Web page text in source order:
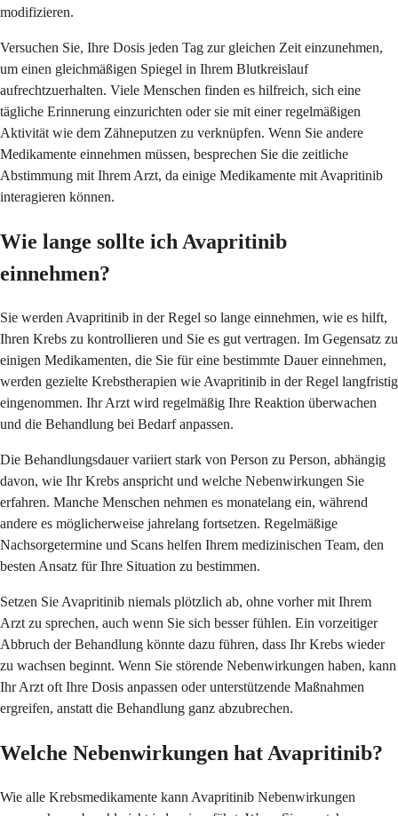
modifizieren.
Versuchen Sie, Ihre Dosis jeden Tag zur gleichen Zeit einzunehmen,
um einen gleichmäßigen Spiegel in Ihrem Blutkreislauf
aufrechtzuerhalten. Viele Menschen finden es hilfreich, sich eine
tägliche Erinnerung einzurichten oder sie mit einer regelmäßigen
Aktivität wie dem Zähneputzen zu verknüpfen. Wenn Sie andere
Medikamente einnehmen müssen, besprechen Sie die zeitliche
Abstimmung mit Ihrem Arzt, da einige Medikamente mit Avapritinib
interagieren können.
Wie lange sollte ich Avapritinib
einnehmen?
Sie werden Avapritinib in der Regel so lange einnehmen, wie es hilft,
Ihren Krebs zu kontrollieren und Sie es gut vertragen. Im Gegensatz zu
einigen Medikamenten, die Sie für eine bestimmte Dauer einnehmen,
werden gezielte Krebstherapien wie Avapritinib in der Regel langfristig
eingenommen. Ihr Arzt wird regelmäßig Ihre Reaktion überwachen
und die Behandlung bei Bedarf anpassen.
Die Behandlungsdauer variiert stark von Person zu Person, abhängig
davon, wie Ihr Krebs anspricht und welche Nebenwirkungen Sie
erfahren. Manche Menschen nehmen es monatelang ein, während
andere es möglicherweise jahrelang fortsetzen. Regelmäßige
Nachsorgetermine und Scans helfen Ihrem medizinischen Team, den
besten Ansatz für Ihre Situation zu bestimmen.
Setzen Sie Avapritinib niemals plötzlich ab, ohne vorher mit Ihrem
Arzt zu sprechen, auch wenn Sie sich besser fühlen. Ein vorzeitiger
Abbruch der Behandlung könnte dazu führen, dass Ihr Krebs wieder
zu wachsen beginnt. Wenn Sie störende Nebenwirkungen haben, kann
Ihr Arzt oft Ihre Dosis anpassen oder unterstützende Maßnahmen
ergreifen, anstatt die Behandlung ganz abzubrechen.
Welche Nebenwirkungen hat Avapritinib?
Wie alle Krebsmedikamente kann Avapritinib Nebenwirkungen